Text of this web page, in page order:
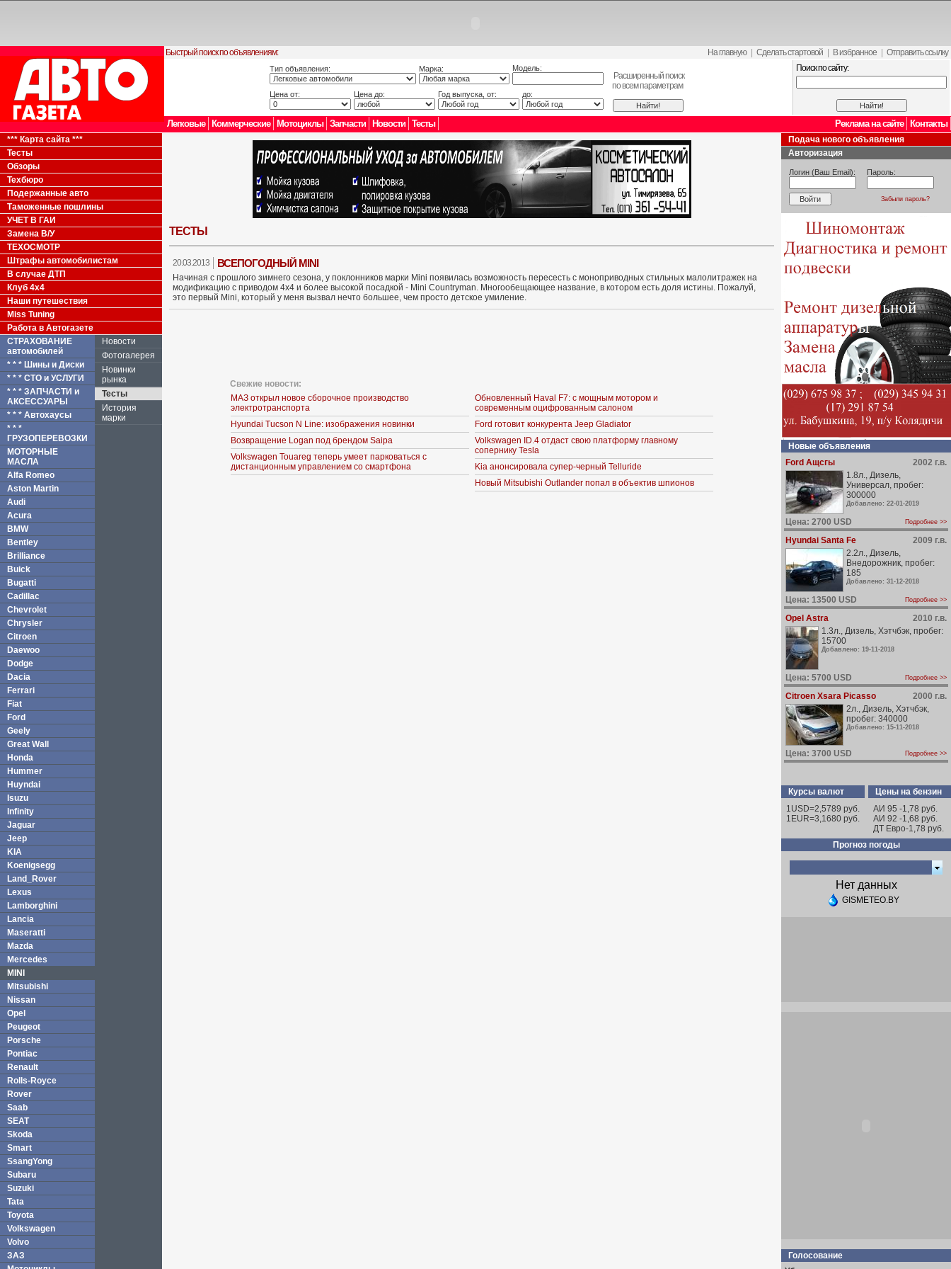
Быстрый поиск по объявлениям: На главную Сделать стартовой В избранное Отправить ссылку
Тип объявления: Марка: Модель:
Расширенный поиск
по всем параметрам
Цена от: Цена до: Год выпуска, от: до:
Поиск по сайту:
Легковые Коммерческие Мотоциклы Запчасти Новости Тесты Контакты
Реклама на сайте
*** Карта сайта ***
Тесты
Обзоры
Техбюро
Подержанные авто
Таможенные пошлины
УЧЕТ В ГАИ
Замена В/У
ТЕХОСМОТР
Штрафы автомобилистам
В случае ДТП
Клуб 4x4
Наши путешествия
Miss Tuning
Работа в Автогазете
СТРАХОВАНИЕ
автомобилей
* * * Шины и Диски
* * * СТО и УСЛУГИ
* * * ЗАПЧАСТИ и
АКСЕССУАРЫ
* * * Автохаусы
* * *
ГРУЗОПЕРЕВОЗКИ
МОТОРНЫЕ
МАСЛА
Alfa Romeo
Aston Martin
Audi
Acura
BMW
Bentley
Brilliance
Buick
Bugatti
Cadillac
Chevrolet
Chrysler
Citroen
Daewoo
Dodge
Dacia
Ferrari
Fiat
Ford
Geely
Great Wall
Honda
Hummer
Huyndai
Isuzu
Infinity
Jaguar
Jeep
KIA
Koenigsegg
Land_Rover
Lexus
Lamborghini
Lancia
Maseratti
Mazda
Mercedes
MINI
Mitsubishi
Nissan
Opel
Peugeot
Porsche
Pontiac
Renault
Rolls-Royce
Rover
Saab
SEAT
Skoda
Smart
SsangYong
Subaru
Suzuki
Tata
Toyota
Volkswagen
Volvo
ЗАЗ
Новости
Фотогалерея
Новинки
рынка
Тесты
История
марки
ТЕСТЫ
20.03.2013 ВСЕПОГОДНЫЙ MINI
Начиная с прошлого зимнего сезона, у поклонников марки Mini появилась возможность пересесть с моноприводных стильных малолитражек на
модификацию с приводом 4х4 и более высокой посадкой - Mini Countryman. Многообещающее название, в котором есть доля истины. Пожалуй,
это первый Mini, который у меня вызвал нечто большее, чем просто детское умиление.
Свежие новости:
МАЗ открыл новое сборочное производство
электротранспорта
Hyundai Tucson N Line: изображения новинки
Возвращение Logan под брендом Saipa
Volkswagen Touareg теперь умеет парковаться с
дистанционным управлением со смартфона
Обновленный Haval F7: с мощным мотором и
современным оцифрованным салоном
Ford готовит конкурента Jeep Gladiator
Volkswagen ID.4 отдаст свою платформу главному
сопернику Tesla
Kia анонсировала супер-черный Telluride
Новый Mitsubishi Outlander попал в объектив шпионов
Подача нового объявления
Авторизация
Логин (Ваш Email): Пароль:
Забыли пароль?
Новые объявления
Ford Ащсгы
2002 г.в.
1.8л., Дизель,
Универсал, пробег:
300000
Добавлено: 22-01-2019
Цена: 2700 USD Подробнее >>
Hyundai Santa Fe
2009 г.в.
2.2л., Дизель,
Внедорожник, пробег:
185
Добавлено: 31-12-2018
Цена: 13500 USD Подробнее >>
Opel Astra
2010 г.в.
1.3л., Дизель, Хэтчбэк, пробег:
15700
Добавлено: 19-11-2018
Цена: 5700 USD Подробнее >>
Citroen Xsara Picasso
2000 г.в.
2л., Дизель, Хэтчбэк,
пробег: 340000
Добавлено: 15-11-2018
Цена: 3700 USD Подробнее >>
Курсы валют
1USD=2,5789 руб.
1EUR=3,1680 руб.
Цены на бензин
АИ 95 -1,78 руб.
АИ 92 -1,68 руб.
ДТ Евро-1,78 руб.
Прогноз погоды
Нет данных
GISMETEO.BY
Голосование